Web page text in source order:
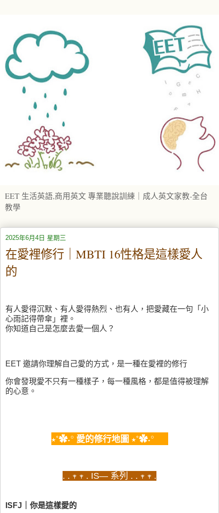
EET 生活英語,商用英文 專業聽說訓練｜成人英文家教-全台
教學
2025年6月4日 星期三
在愛裡修行｜MBTI 16性格是這樣愛人
的
有人愛得沉默、有人愛得熱烈、也有人，把愛藏在一句「小
心雨記得帶傘」裡。
你知道自己是怎麼去愛一個人？
EET 邀請你理解自己愛的方式，是一種在愛裡的修行
你會發現愛不只有一種樣子，每一種風格，都是值得被理解
的心意。
⋆˚✿˖° 愛的修行地圖 ⋆˚✿˖°
. . 𖥧 𖥧 . IS— 系列 . . 𖥧 𖥧 .
ISFJ｜你是這樣愛的